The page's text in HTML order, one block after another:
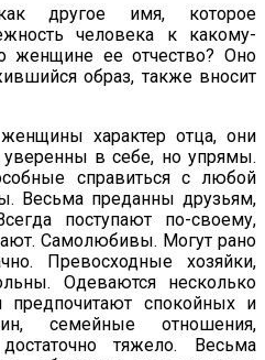
другое имя, которое
человека к какому-
женщине ее отчество? Оно
образ, также вносит
характер отца, они
в себе, но упрямы.
справиться с любой
Весьма преданны друзьям,
поступают по-своему,
Самолю­бивы. Могут рано
Превосходные хозяйки,
Одеваются несколько
предпочитают спокойных и
семейные отношения,
тяжело. Весьма